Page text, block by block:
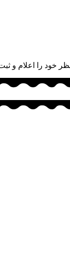
خود را اعلام و ثبت